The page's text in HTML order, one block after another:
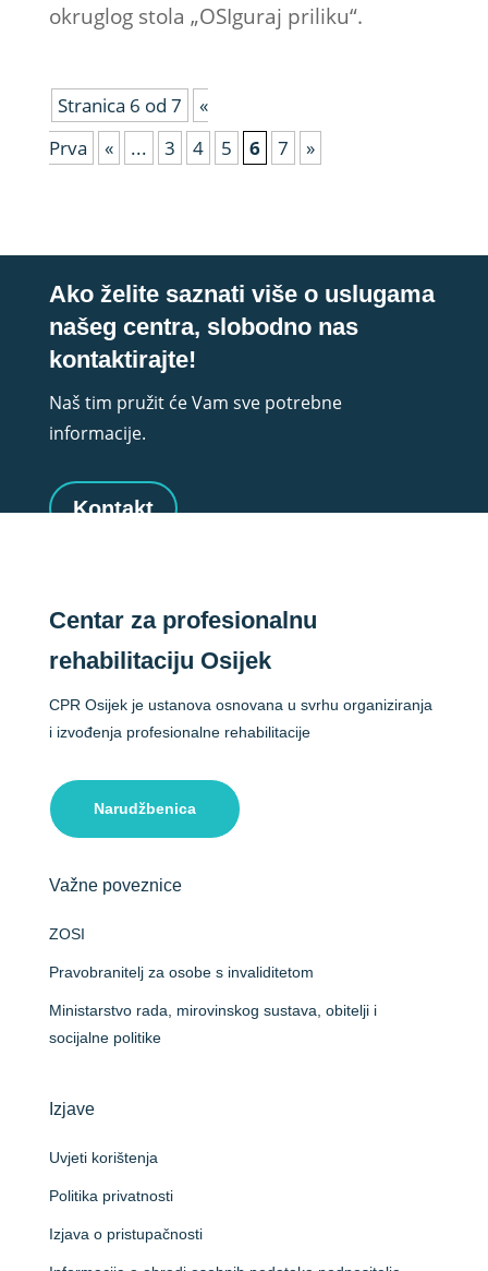
okruglog stola „OSIguraj priliku“.
Stranica 6 od 7
«
Prva
« ... 3 4 5 6 7 »
Ako želite saznati više o uslugama
našeg centra, slobodno nas
kontaktirajte!
Naš tim pružit će Vam sve potrebne
informacije.
Kontakt
Centar za profesionalnu
rehabilitaciju Osijek
CPR Osijek je ustanova osnovana u svrhu organiziranja
i izvođenja profesionalne rehabilitacije
Narudžbenica
Važne poveznice
ZOSI
Pravobranitelj za osobe s invaliditetom
Ministarstvo rada, mirovinskog sustava, obitelji i
socijalne politike
Izjave
Uvjeti korištenja
Politika privatnosti
Izjava o pristupačnosti